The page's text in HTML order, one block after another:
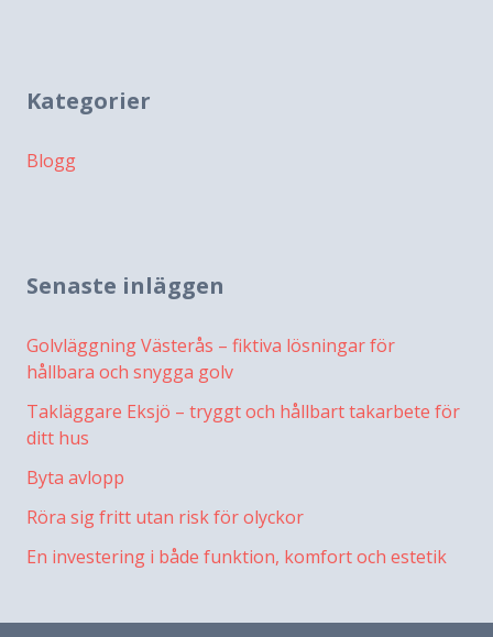
Kategorier
Blogg
Senaste inläggen
Golvläggning Västerås – fiktiva lösningar för
hållbara och snygga golv
Takläggare Eksjö – tryggt och hållbart takarbete för
ditt hus
Byta avlopp
Röra sig fritt utan risk för olyckor
En investering i både funktion, komfort och estetik